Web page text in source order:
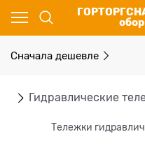
Гидравлические
Тележки
Сначала дешевле